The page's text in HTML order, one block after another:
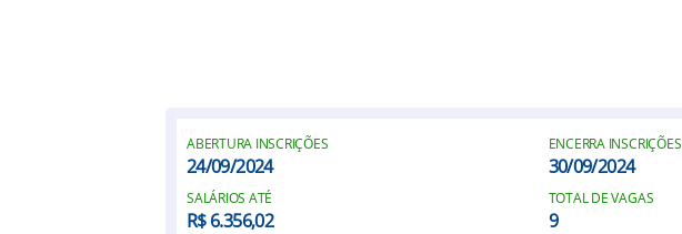
ABERTURA INSCRIÇÕES
24/09/2024
ENCERRA INSCRIÇÕES
30/09/2024
SALÁRIOS ATÉ
R$ 6.356,02
TOTAL DE VAGAS
9